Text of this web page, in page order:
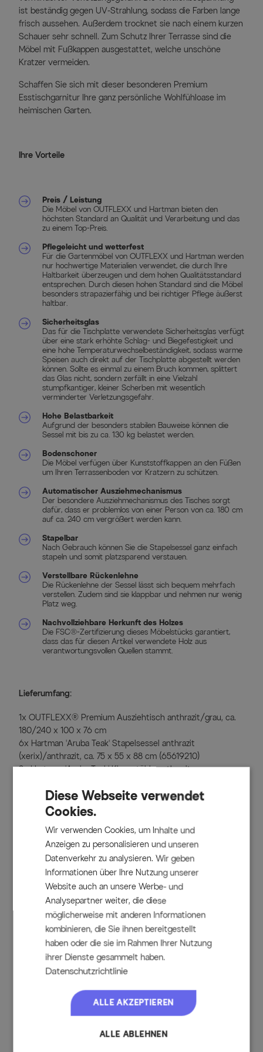
ist beständig gegen UV-Strahlung, sodass die Farben lange
frisch aussehen. Außerdem trocknet sie nach einem kurzen
Schauer sehr schnell. Zum Schutz Ihrer Terrasse sind die
Möbel mit Fußkappen ausgestattet, welche unschöne
Kratzer vermeiden.
Schaffen Sie sich mit dieser besonderen Premium
Esstischgarnitur Ihre ganz persönliche Wohlfühloase im
heimischen Garten.
Ihre Vorteile
Preis / Leistung
Die Möbel von OUTFLEXX und Hartman bieten den
höchsten Standard an Qualität und Verarbeitung und das
zu einem Top-Preis.
Pflegeleicht und wetterfest
Für die Gartenmöbel von OUTFLEXX und Hartman werden
nur hochwertige Materialien verwendet, die durch Ihre
Haltbarkeit überzeugen und dem hohen Qualitätsstandard
entsprechen. Durch diesen hohen Standard sind die Möbel
besonders strapazierfähig und bei richtiger Pflege äußerst
haltbar.
Sicherheitsglas
Das für die Tischplatte verwendete Sicherheitsglas verfügt
über eine stark erhöhte Schlag- und Biegefestigkeit und
eine hohe Temperaturwechselbeständigkeit, sodass warme
Speisen auch direkt auf der Tischplatte abgestellt werden
können. Sollte es einmal zu einem Bruch kommen, splittert
das Glas nicht, sondern zerfällt in eine Vielzahl
stumpfkantiger, kleiner Scherben mit wesentlich
verminderter Verletzungsgefahr.
Hohe Belastbarkeit
Aufgrund der besonders stabilen Bauweise können die
Sessel mit bis zu ca. 130 kg belastet werden.
Bodenschoner
Die Möbel verfügen über Kunststoffkappen an den Füßen
um Ihren Terrassenboden vor Kratzern zu schützen.
Automatischer Ausziehmechanismus
Der besondere Ausziehmechanismus des Tisches sorgt
dafür, dass er problemlos von einer Person von ca. 180 cm
auf ca. 240 cm vergrößert werden kann.
Stapelbar
Nach Gebrauch können Sie die Stapelsessel ganz einfach
stapeln und somit platzsparend verstauen.
Verstellbare Rückenlehne
Die Rückenlehne der Sessel lässt sich bequem mehrfach
verstellen. Zudem sind sie klappbar und nehmen nur wenig
Platz weg.
Nachvollziehbare Herkunft des Holzes
Die FSC®-Zertifizierung dieses Möbelstücks garantiert,
dass das für diesen Artikel verwendete Holz aus
verantwortungsvollen Quellen stammt.
Lieferumfang:
1x OUTFLEXX® Premium Ausziehtisch anthrazit/grau, ca.
180/240 x 100 x 76 cm
6x Hartman 'Aruba Teak' Stapelsessel anthrazit
(xerix)/anthrazit, ca. 75 x 55 x 88 cm (65619210)
2x Hartman 'Aruba Teak' Klappstühle anthrazit
Hinweis zum Ausziehmechanismus:
Um den Tisch auszuziehen müssen zunächst die Hebel an
den Längsunterseiten des Tisches gelöst werden (diese
verhindern das Auseinanderrutschen der Tischplatten im
nicht ausgezogenem Zustand). Die Platten werden
anschließend auseinandergezogen. Sobald die sichtbar
werdende Mittelplatte auf derselben Höhe wie die Platten
ist hört man ein Klicken. Ist die Mittelplatte eingerastet die
Platten wieder zurückschieben, bis die Splinte in den dafür
vorgesehenen Vorrichtungen einrasten.
Für den Rückbau die Platten behutsam auseinanderziehen,
bis die Mittelplatte selbstständig auf die untere Stufe fällt.
Sicherungen an der Tischunterseite feststellen.
Diese Webseite verwendet
Cookies.
Wir verwenden Cookies, um Inhalte und
Anzeigen zu personalisieren und unseren
Datenverkehr zu analysieren. Wir geben
Informationen über Ihre Nutzung unserer
Website auch an unsere Werbe- und
Analysepartner weiter, die diese
möglicherweise mit anderen Informationen
kombinieren, die Sie ihnen bereitgestellt
haben oder die sie im Rahmen Ihrer Nutzung
ihrer Dienste gesammelt haben.
Datenschutzrichtlinie
ALLE AKZEPTIEREN
ALLE ABLEHNEN